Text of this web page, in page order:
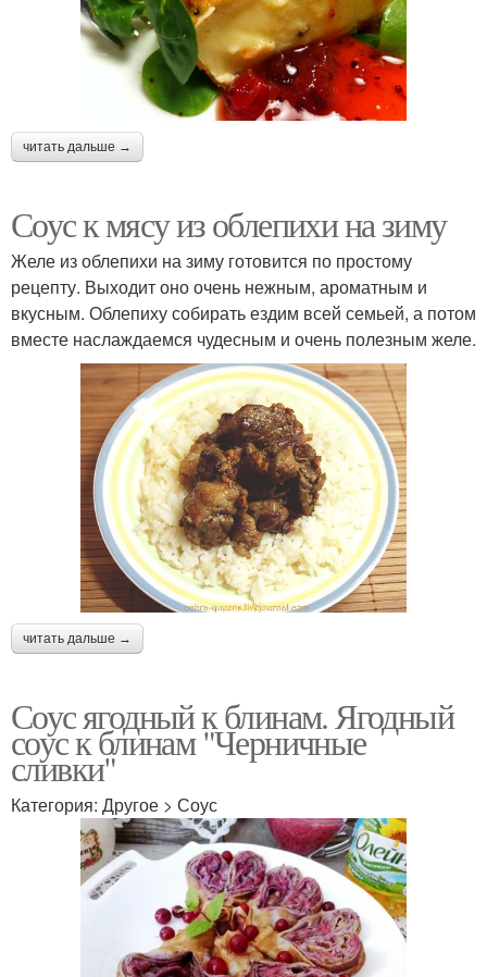
читать дальше →
Соус к мясу из облепихи на зиму
Желе из облепихи на зиму готовится по простому
рецепту. Выходит оно очень нежным, ароматным и
вкусным. Облепиху собирать ездим всей семьей, а потом
вместе наслаждаемся чудесным и очень полезным желе.
читать дальше →
Соус ягодный к блинам. Ягодный
соус к блинам "Черничные
сливки"
Категория: Другое > Соус